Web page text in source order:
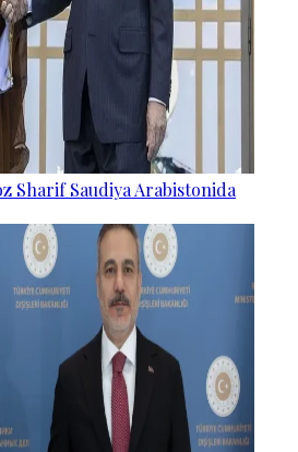
Sharif Saudiya Arabistonida